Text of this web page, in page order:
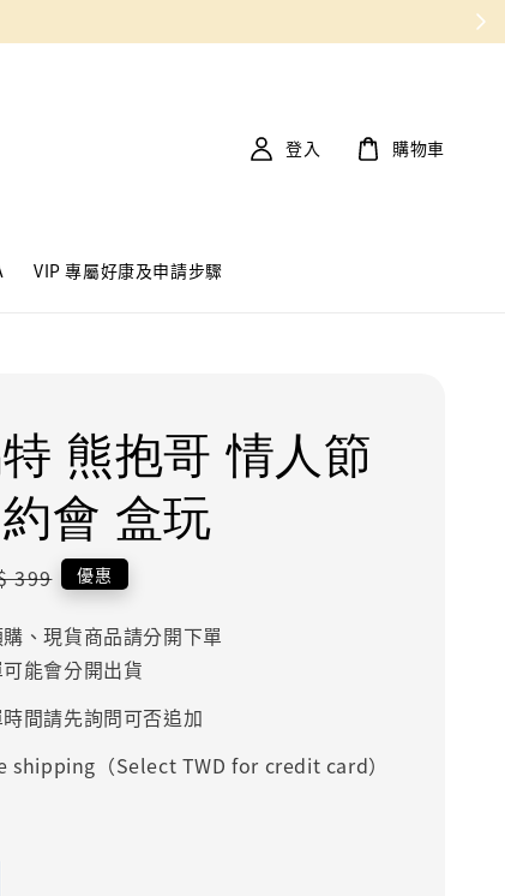
VIP 專屬好康及申請步驟
登入 購物車
熊抱哥 情人節
會 盒玩
399 優惠
、現貨商品請分開下單
能會分開出貨
間請先詢問可否追加
shipping（Select TWD for credit card）